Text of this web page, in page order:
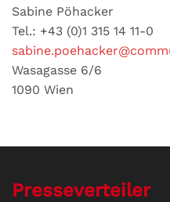
Sabine Pöhacker
Tel.: +43 (0)1 315 14 11-0
Wasagasse 6/6
1090 Wien
Presseverteiler